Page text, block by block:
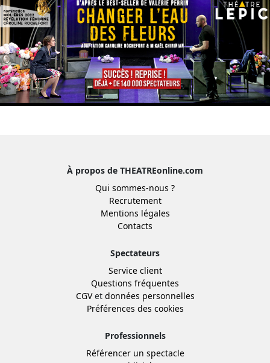
À propos de THEATREonline.com
Qui sommes-nous ?
Recrutement
Mentions légales
Contacts
Spectateurs
Service client
Questions fréquentes
CGVet données personnelles
Préférences des cookies
Professionnels
Référencer un spectacle